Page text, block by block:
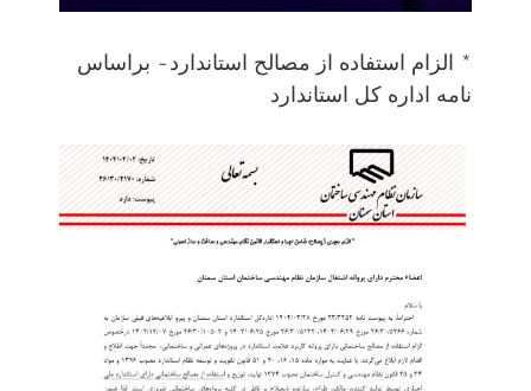
* الزام استفاده از مصالح استاندارد- براساس
نامه اداره کل استاندارد